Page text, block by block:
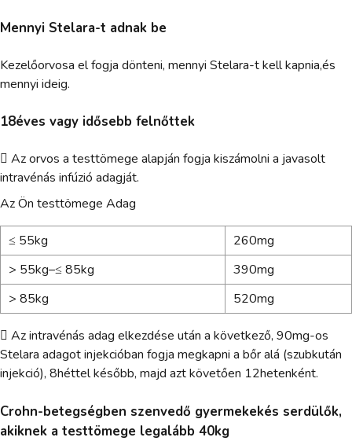
Mennyi Stelara-t adnak be
Kezelőorvosa el fogja dönteni, mennyi Stelara-t kell kapnia,és
mennyi ideig.
18éves vagy idősebb felnőttek
 Az orvos a testtömege alapján fogja kiszámolni a javasolt
intravénás infúzió adagját.
Az Ön testtömege Adag
≤ 55kg
260mg
> 55kg–≤ 85kg
390mg
> 85kg
520mg
 Az intravénás adag elkezdése után a következő, 90mg-os
Stelara adagot injekcióban fogja megkapni a bőr alá (szubkután
injekció), 8héttel később, majd azt követően 12hetenként.
Crohn-betegségben szenvedő gyermekekés serdülők,
akiknek a testtömege legalább 40kg